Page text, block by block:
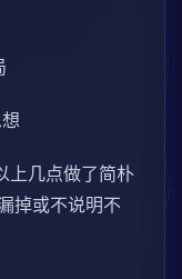
上几点做了简朴
掉或不说明不